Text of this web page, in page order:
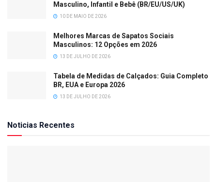
Masculino, Infantil e Bebê (BR/EU/US/UK)
10 DE MAIO DE 2026
Melhores Marcas de Sapatos Sociais
Masculinos: 12 Opções em 2026
13 DE JULHO DE 2026
Tabela de Medidas de Calçados: Guia Completo
BR, EUA e Europa 2026
13 DE JULHO DE 2026
Noticias Recentes